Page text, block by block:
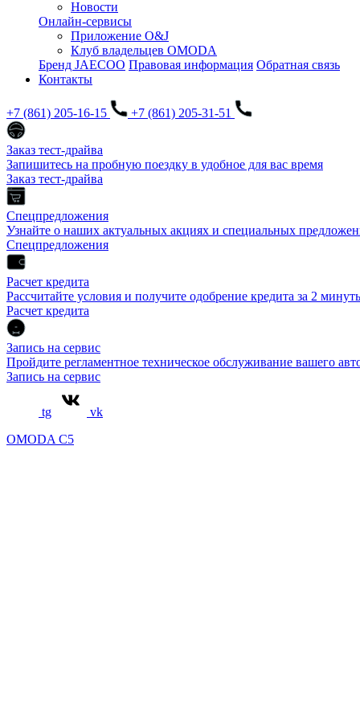
Новости
Онлайн-сервисы
Приложение O&J
Клуб владельцев OMODA
Бренд JAECOO Правовая информация Обратная связь
Контакты
+7 (861) 205-16-15 +7 (861) 205-31-51
Заказ тест-драйва
Запишитесь на пробную поездку в удобное для вас время
Заказ тест-драйва
Спецпредложения
Узнайте о наших актуальных акциях и специальных
Спецпредложения
Расчет кредита
Рассчитайте условия и получите одобрение кредита за 2
Расчет кредита
Запись на сервис
Пройдите регламентное техническое обслуживание вашего
Запись на сервис
tg
vk
OMODA C5